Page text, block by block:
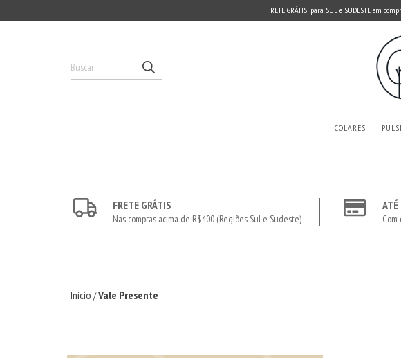
FRETE GRÁTIS: para SUL e SUDESTE em
COLARES
FRETE GRÁTIS
Nas compras acima de R$400 (Regiões Sul e Sudeste)
ATÉ
Início /Vale Presente